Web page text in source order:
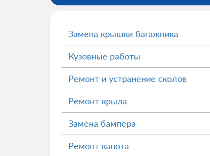
Замена крышки багажника
Кузовные работы
Ремонт и устранение сколов
Ремонт крыла
Замена бампера
Ремонт капота